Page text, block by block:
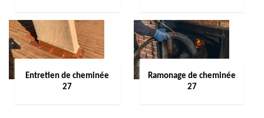
Entretien de cheminée
27
Ramonage de cheminée
27